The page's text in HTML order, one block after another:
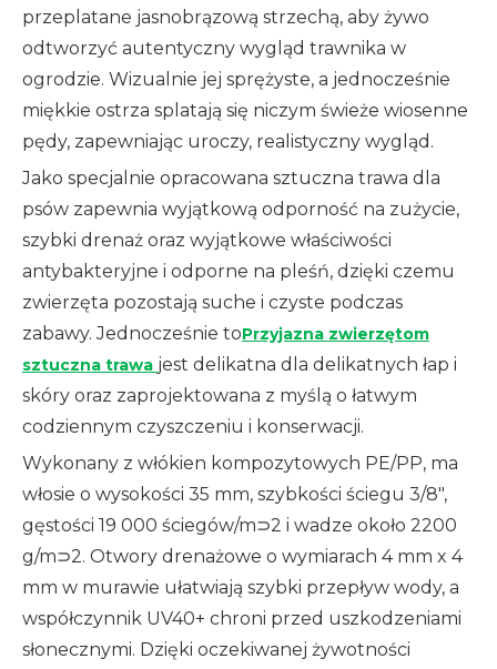
przeplatane jasnobrązową strzechą, aby żywo
odtworzyć autentyczny wygląd trawnika w
ogrodzie. Wizualnie jej sprężyste, a jednocześnie
miękkie ostrza splatają się niczym świeże wiosenne
pędy, zapewniając uroczy, realistyczny wygląd.
Jako specjalnie opracowana sztuczna trawa dla
psów zapewnia wyjątkową odporność na zużycie,
szybki drenaż oraz wyjątkowe właściwości
antybakteryjne i odporne na pleśń, dzięki czemu
zwierzęta pozostają suche i czyste podczas
zabawy. Jednocześnie toPrzyjazna zwierzętom
sztuczna trawa jest delikatna dla delikatnych łap i
skóry oraz zaprojektowana z myślą o łatwym
codziennym czyszczeniu i konserwacji.
Wykonany z włókien kompozytowych PE/PP, ma
włosie o wysokości 35 mm, szybkości ściegu 3/8″,
gęstości 19 000 ściegów/m⊃2 i wadze około 2200
g/m⊃2. Otwory drenażowe o wymiarach 4 mm x 4
mm w murawie ułatwiają szybki przepływ wody, a
współczynnik UV40+ chroni przed uszkodzeniami
słonecznymi. Dzięki oczekiwanej żywotności